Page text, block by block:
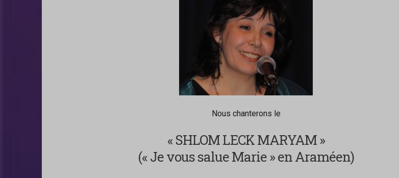
Nous chanterons le
« SHLOM LECK MARYAM »
(« Je vous salue Marie » en Araméen)